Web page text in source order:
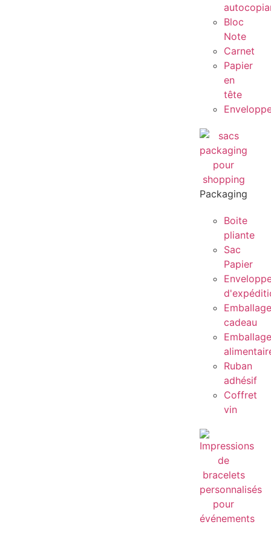
Bloc
Note
Carnet
Papier
en
tête
Packaging
Boite
pliante
Sac
Papier
Emballage
cadeau
Emballage
Ruban
adhésif
Coffret
vin